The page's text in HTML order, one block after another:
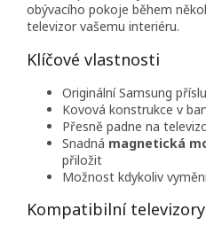
obývacího pokoje během
televizor vašemu interiéru.
Klíčové vlastnosti
Originální Samsung
Kovová konstrukce v
Přesně padne na
Snadná magnetická
přiložit
Možnost kdykoliv
Kompatibilní